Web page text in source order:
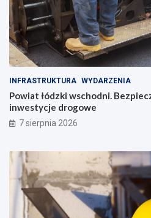
INFRASTRUKTURA WYDARZENIA
Powiat łódzki wschodni.
inwestycje drogowe
7 sierpnia 2026